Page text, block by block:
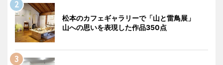
松本のカフェギャラリーで「山と雷鳥展」
山への思いを表現した作品350点